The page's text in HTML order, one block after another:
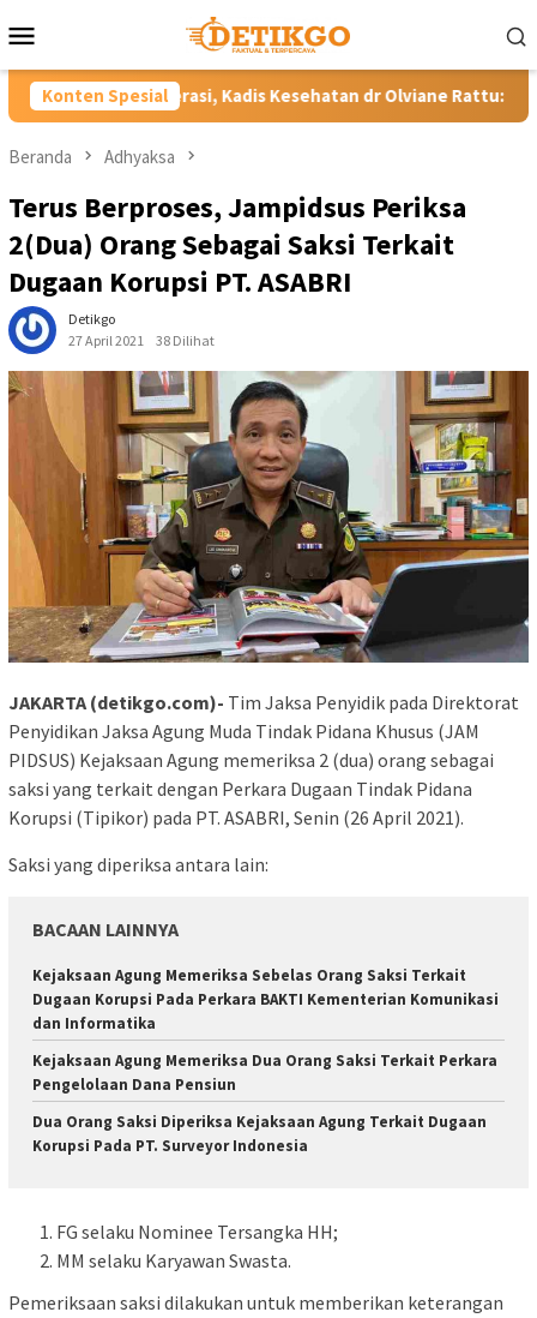
ke
Mobile
Konten Spesial
Kadis Kesehatan dr Olviane Rattu: Deteksi Dini Penyakit
Beranda Adhyaksa
Terus Berproses, Jampidsus Periksa
2(Dua) Orang Sebagai Saksi Terkait
Dugaan Korupsi PT. ASABRI
Detikgo
27 April 2021
38 Dilihat
JAKARTA (detikgo.com)- Tim Jaksa Penyidik pada Direktorat
Penyidikan Jaksa Agung Muda Tindak Pidana Khusus (JAM
PIDSUS) Kejaksaan Agung memeriksa 2 (dua) orang sebagai
saksi yang terkait dengan Perkara Dugaan Tindak Pidana
Korupsi (Tipikor) pada PT. ASABRI, Senin (26 April 2021).
Saksi yang diperiksa antara lain:
BACAAN LAINNYA
Kejaksaan Agung Memeriksa Sebelas Orang Saksi Terkait
Dugaan Korupsi Pada Perkara BAKTI Kementerian Komunikasi
dan Informatika
Kejaksaan Agung Memeriksa Dua Orang Saksi Terkait Perkara
Pengelolaan Dana Pensiun
Dua Orang Saksi Diperiksa Kejaksaan Agung Terkait Dugaan
Korupsi Pada PT. Surveyor Indonesia
FG selaku Nominee Tersangka HH;
MM selaku Karyawan Swasta.
Pemeriksaan saksi dilakukan untuk memberikan keterangan